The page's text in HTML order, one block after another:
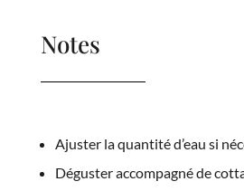
Notes
Ajuster la quantité d’eau si
Déguster accompagné de